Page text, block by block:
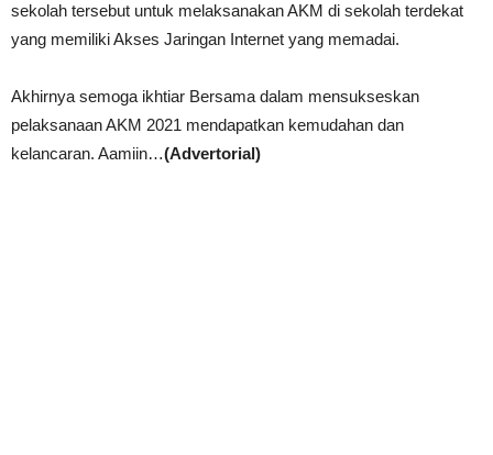
sekolah tersebut untuk melaksanakan AKM di sekolah terdekat
yang memiliki Akses Jaringan Internet yang memadai.
Akhirnya semoga ikhtiar Bersama dalam mensukseskan
pelaksanaan AKM 2021 mendapatkan kemudahan dan
kelancaran. Aamiin…(Advertorial)